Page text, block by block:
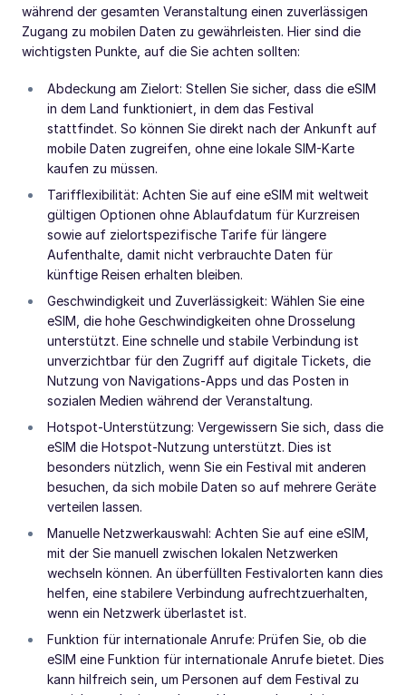
während der gesamten Veranstaltung einen zuverlässigen
Zugang zu mobilen Daten zu gewährleisten. Hier sind die
wichtigsten Punkte, auf die Sie achten sollten:
Abdeckung am Zielort: Stellen Sie sicher, dass die eSIM
in dem Land funktioniert, in dem das Festival
stattfindet. So können Sie direkt nach der Ankunft auf
mobile Daten zugreifen, ohne eine lokale SIM-Karte
kaufen zu müssen.
Tarifflexibilität: Achten Sie auf eine eSIM mit weltweit
gültigen Optionen ohne Ablaufdatum für Kurzreisen
sowie auf zielortspezifische Tarife für längere
Aufenthalte, damit nicht verbrauchte Daten für
künftige Reisen erhalten bleiben.
Geschwindigkeit und Zuverlässigkeit: Wählen Sie eine
eSIM, die hohe Geschwindigkeiten ohne Drosselung
unterstützt. Eine schnelle und stabile Verbindung ist
unverzichtbar für den Zugriff auf digitale Tickets, die
Nutzung von Navigations-Apps und das Posten in
sozialen Medien während der Veranstaltung.
Hotspot-Unterstützung: Vergewissern Sie sich, dass die
eSIM die Hotspot-Nutzung unterstützt. Dies ist
besonders nützlich, wenn Sie ein Festival mit anderen
besuchen, da sich mobile Daten so auf mehrere Geräte
verteilen lassen.
Manuelle Netzwerkauswahl: Achten Sie auf eine eSIM,
mit der Sie manuell zwischen lokalen Netzwerken
wechseln können. An überfüllten Festivalorten kann dies
helfen, eine stabilere Verbindung aufrechtzuerhalten,
wenn ein Netzwerk überlastet ist.
Funktion für internationale Anrufe: Prüfen Sie, ob die
eSIM eine Funktion für internationale Anrufe bietet. Dies
kann hilfreich sein, um Personen auf dem Festival zu